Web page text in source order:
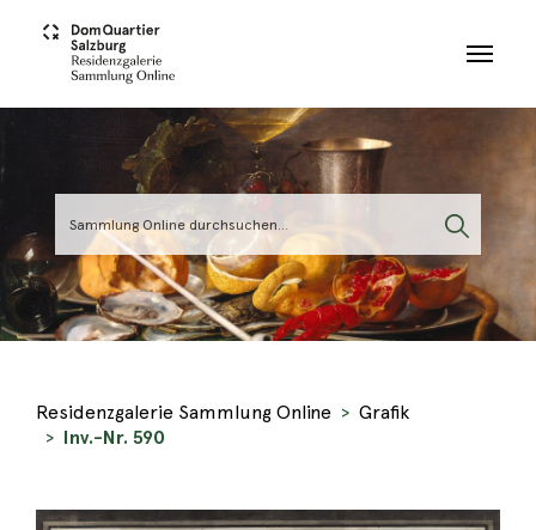
Residenzgalerie Sammlung Online
Grafik
Inv.-Nr. 590